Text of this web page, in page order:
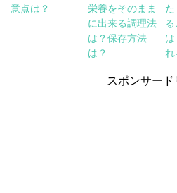
意点は？
栄養をそのまま
に出来る調理法
は？保存方法
は？
れ
スポンサード